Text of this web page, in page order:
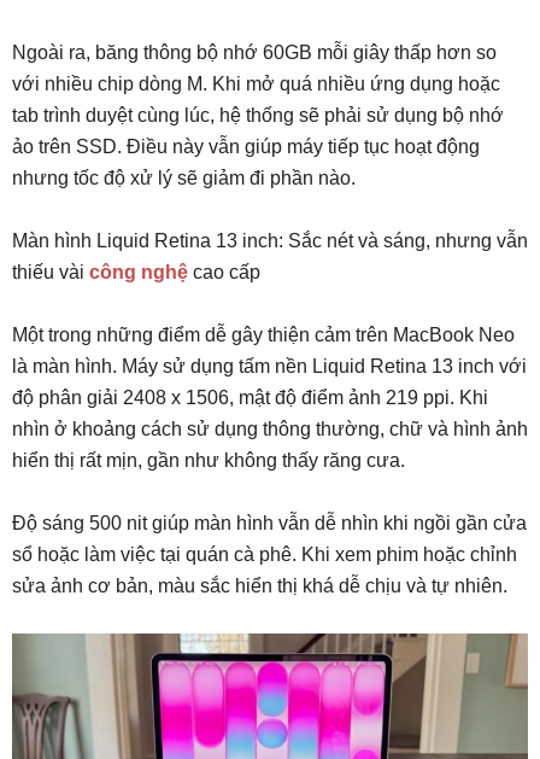
Ngoài ra, băng thông bộ nhớ 60GB mỗi giây thấp hơn so
với nhiều chip dòng M. Khi mở quá nhiều ứng dụng hoặc
tab trình duyệt cùng lúc, hệ thống sẽ phải sử dụng bộ nhớ
ảo trên SSD. Điều này vẫn giúp máy tiếp tục hoạt động
nhưng tốc độ xử lý sẽ giảm đi phần nào.
Màn hình Liquid Retina 13 inch: Sắc nét và sáng, nhưng vẫn
thiếu vài công nghệ cao cấp
Một trong những điểm dễ gây thiện cảm trên MacBook Neo
là màn hình. Máy sử dụng tấm nền Liquid Retina 13 inch với
độ phân giải 2408 x 1506, mật độ điểm ảnh 219 ppi. Khi
nhìn ở khoảng cách sử dụng thông thường, chữ và hình ảnh
hiển thị rất mịn, gần như không thấy răng cưa.
Độ sáng 500 nit giúp màn hình vẫn dễ nhìn khi ngồi gần cửa
sổ hoặc làm việc tại quán cà phê. Khi xem phim hoặc chỉnh
sửa ảnh cơ bản, màu sắc hiển thị khá dễ chịu và tự nhiên.